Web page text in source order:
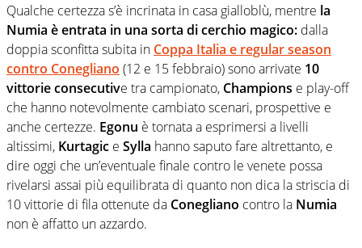
Qualche certezza s’è incrinata in casa gialloblù, mentre la
Numia è entrata in una sorta di cerchio magico: dalla
doppia sconfitta subita in Coppa Italia e regular season
contro Conegliano (12 e 15 febbraio) sono arrivate 10
vittorie consecutive tra campionato, Champions e play-off
che hanno notevolmente cambiato scenari, prospettive e
anche certezze. Egonu è tornata a esprimersi a livelli
altissimi, Kurtagic e Sylla hanno saputo fare altrettanto, e
dire oggi che un’eventuale finale contro le venete possa
rivelarsi assai più equilibrata di quanto non dica la striscia di
10 vittorie di fila ottenute da Conegliano contro la Numia
non è affatto un azzardo.